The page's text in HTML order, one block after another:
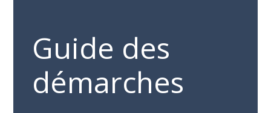
Guide des
démarches